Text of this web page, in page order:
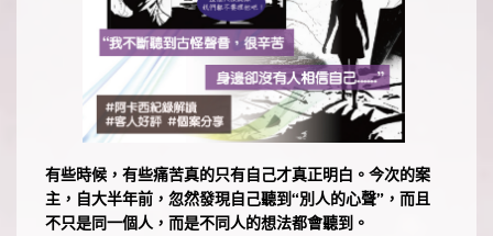
有些時候，有些痛苦真的只有自己才真正明白。今次的案
主，自大半年前，忽然發現自己聽到“別人的心聲”，而且
不只是同一個人，而是不同人的想法都會聽到。